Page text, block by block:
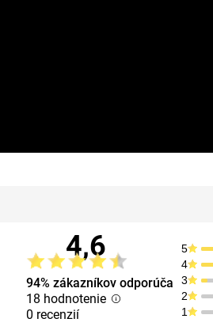
4,6
94% zákazníkov odporúča
18 hodnotenie
0 recenzií
5
4
3
2
1